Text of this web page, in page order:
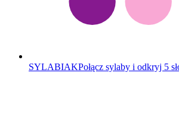
SYLABIAKPołącz sylaby i odkryj 5